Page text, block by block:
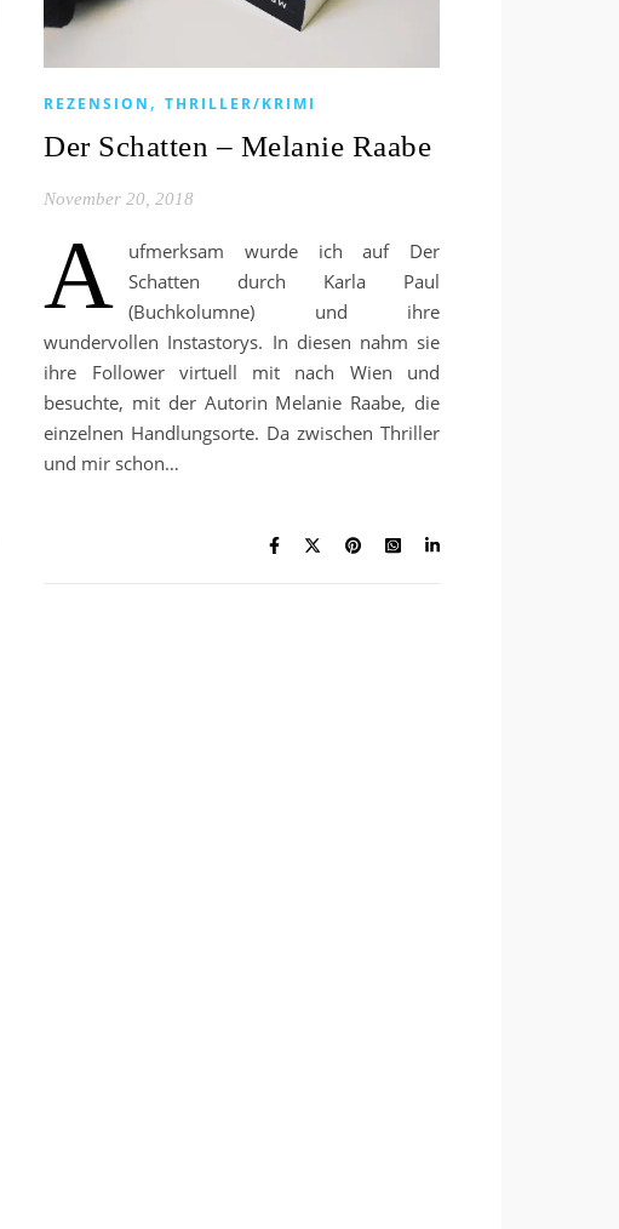
REZENSION ,THRILLER/KRIMI
Der Schatten – Melanie Raabe
November 20, 2018
A
ufmerksam wurde ich auf Der
Schatten durch Karla Paul
(Buchkolumne) und ihre
wundervollen Instastorys. In diesen nahm sie
ihre Follower virtuell mit nach Wien und
besuchte, mit der Autorin Melanie Raabe, die
einzelnen Handlungsorte. Da zwischen Thriller
und mir schon…